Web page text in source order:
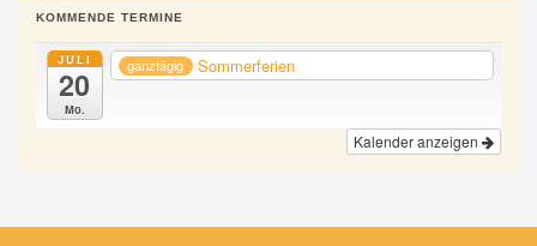
KOMMENDE TERMINE
JULI
20
Mo.
ganztägig Sommerferien
Kalender anzeigen